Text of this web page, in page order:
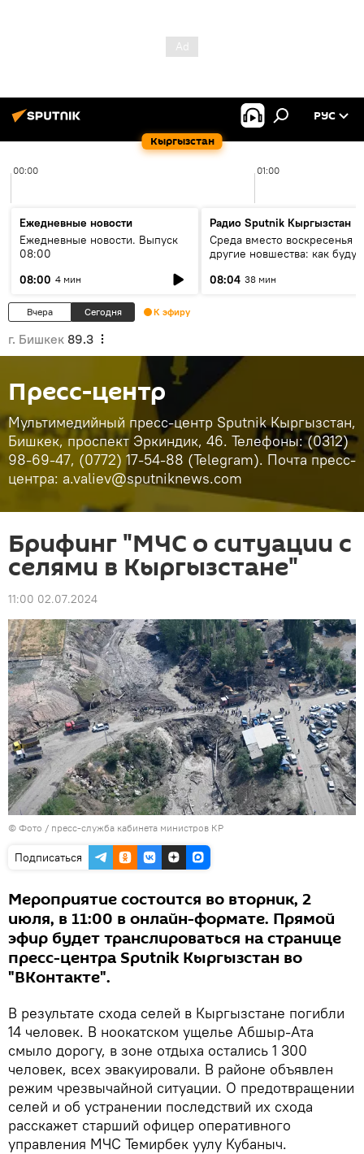
Кыргызстан
РУС
00:00 01:00
Ежедневные новости
Ежедневные новости. Выпуск
08:00
08:00 4 мин
Радио Sputnik Кыргызстан
Среда вместо воскресенья и
другие новшества: как будут
08:04 38 мин
Вчера Сегодня К эфиру
г. Бишкек 89.3
Пресс-центр
Мультимедийный пресс-центр Sputnik Кыргызстан,
Бишкек, проспект Эркиндик, 46. Телефоны: (0312)
98-69-47, (0772) 17-54-88 (Telegram). Почта пресс-
центра: a.valiev@sputniknews.com
Брифинг "МЧС о ситуации с
селями в Кыргызстане"
11:00 02.07.2024
© Фото / пресс-служба кабинета министров КР
Подписаться
Мероприятие состоится во вторник, 2
июля, в 11:00 в онлайн-формате. Прямой
эфир будет транслироваться на странице
пресс-центра Sputnik Кыргызстан во
"ВКонтакте".
В результате схода селей в Кыргызстане погибли
14 человек. В ноокатском ущелье Абшыр-Ата
смыло дорогу, в зоне отдыха остались 1 300
человек, всех эвакуировали. В районе объявлен
режим чрезвычайной ситуации. О предотвращении
селей и об устранении последствий их схода
расскажет старший офицер оперативного
управления МЧС Темирбек уулу Кубаныч.